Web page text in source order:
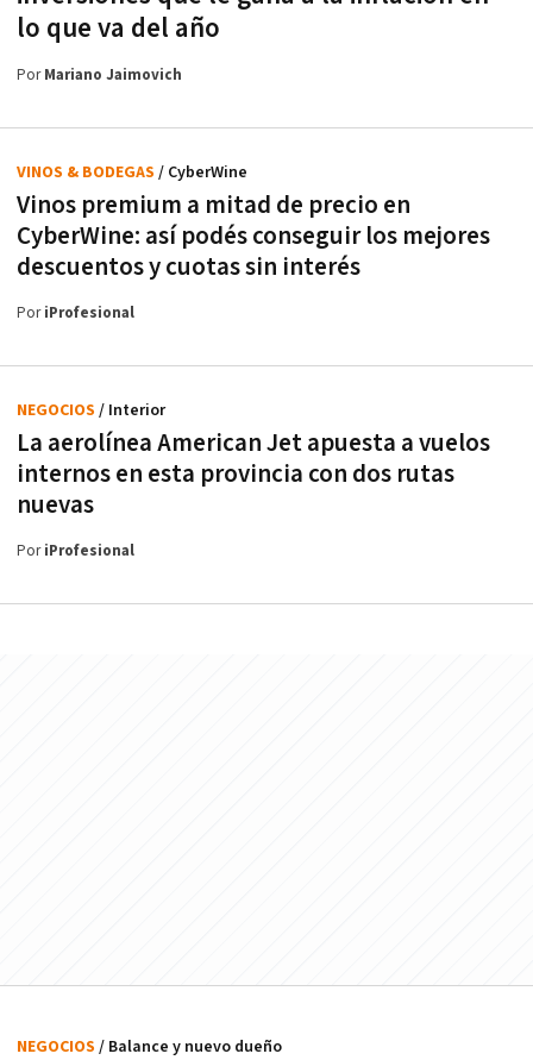
lo que va del año
PorMariano Jaimovich
Vinos premium a mitad de precio en
CyberWine: así podés conseguir los mejores
descuentos y cuotas sin interés
VINOS & BODEGAS / CyberWine
PoriProfesional
La aerolínea American Jet apuesta a vuelos
internos en esta provincia con dos rutas
nuevas
NEGOCIOS / Interior
PoriProfesional
NEGOCIOS / Balance y nuevo dueño